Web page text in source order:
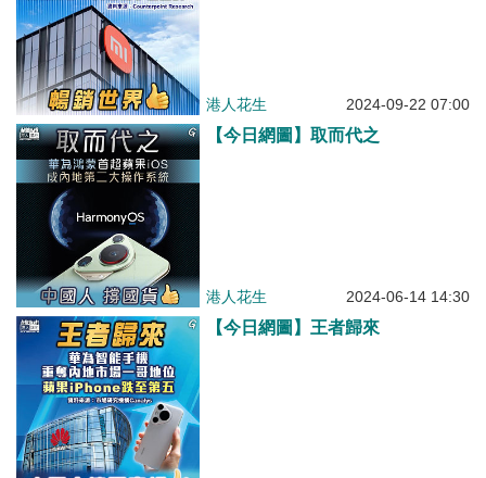
港人花生 2024-09-22 07:00
【今日網圖】取而代之
港人花生 2024-06-14 14:30
【今日網圖】王者歸來